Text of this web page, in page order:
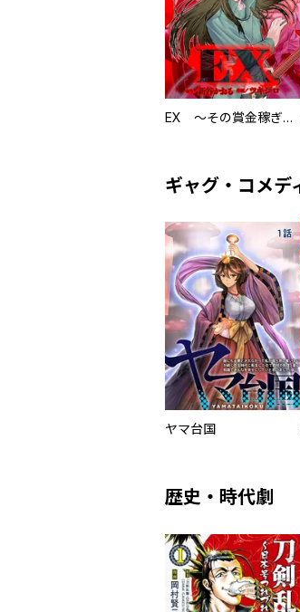
EX ～その賞金稼ぎは、世界の出口を探す～【単行本版】
ギャグ・コメデ
ヤマ台国
歴史・時代劇